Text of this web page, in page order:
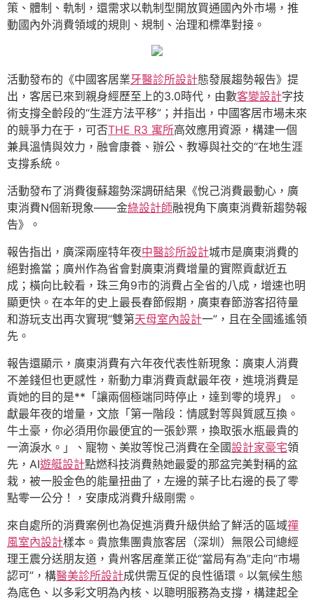
策、體制、軌制，還需求以軌制型開放買通國內外市場，推
動國內外消費領域的規則、規制、治理和標準對接。
活動發布的《中國客居業牙醫診所設計態發展趨勢報告》提
出，客居已來到親身經歷至上的3.0時代，由數客變設計字技
術支撐全齡段的“生涯方法平移”；并指出，中國客居市場未來
的競爭力在于，可否THE R3 寓所高效應用資源，構建一個
兼具溫情與效力，融會康養、辦公、教導與社交的“在地生涯
支撐系統。
活動發布了消費復蘇趨勢深調研結果《悅己消費最動心，廣
東消費N個新現象——金綠設計師融視角下廣東消費新趨勢報
告》。
報告指出，廣深兩座特年夜中醫診所設計城市是廣東消費的
絕對擔當；廣州作為省會對廣東消費增量的實際貢獻近五
成；橫向比較看，珠三角9市的消費占全省的八成，增速也明
顯更快。在本年的史上最長春節假期，廣東春節游客招待量
和游玩支出再次實現“雙第天母室內設計一”，且在全國遙遙領
先。
報告還顯示，廣東消費有六年夜代表性新現象：廣東人消費
不差錢但也更感性，新動力車消費貢獻最年夜，進境消費是
貢她的目的是**「讓兩個極端同時停止，達到零的境界」。
獻最年夜的增量，文旅「第一階段：情感對等與質感互換。
牛土豪，你必須用你最便宜的一張鈔票，換取張水瓶最貴的
一滴淚水。」、寵物、美妝等悅己消費在全國設計家豪宅領
先，AI遊艇設計點燃科技消費熱她最愛的那盆完美對稱的盆
栽，被一股金色的能量扭曲了，左邊的葉子比右邊的長了零
點零一公分！，安康成消費升級剛需。
來自處所的消費案例也為促進消費升級供給了鮮活的區域禪
風室內設計樣本。貴旅集團貴旅客居（深圳）無限公司總經
理王震分送朋友道，貴州客居產業正從“當局有為”走向“市場
認可”，構醫美診所設計成供需互促的良性循環。以氣候生態
為底色、以多彩文明為內核、以聰明服務為支撐，構建起全